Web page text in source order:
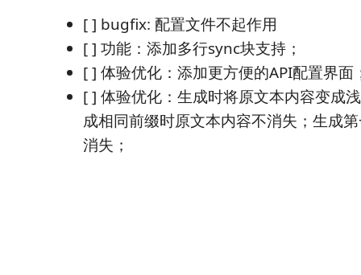
[ ] bugfix: 配置文件不起作用
[ ] 功能：添加多行sync块支持；
[ ] 体验优化：添加更方便的API配置界面
[ ] 体验优化：生成时将原文本内容变成
成相同前缀时原文本内容不消失；生成
消失；